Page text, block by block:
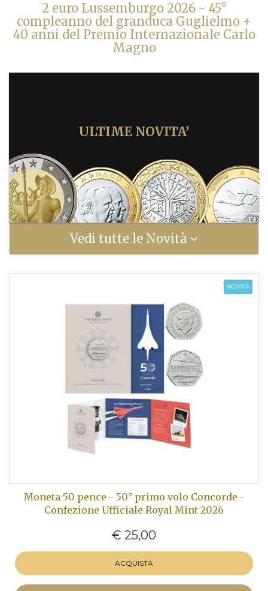
2 euro Lussemburgo 2026 - 45°
compleanno del granduca Guglielmo +
40 anni del Premio Internazionale Carlo
Magno
ULTIME NOVITA’
Vedi tutte le Novità
NOVITÀ
Moneta 50 pence - 50° primo volo Concorde -
Confezione Ufficiale Royal Mint 2026
€ 25,00
ACQUISTA